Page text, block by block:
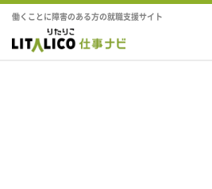
働くことに障害のある方の就職支援サイト